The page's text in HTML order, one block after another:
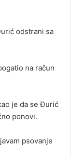
odstrani sa
na račun
je da se Đurić
ponovi.
psovanje